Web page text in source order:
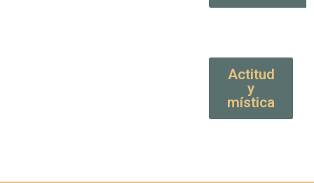
Actitud
y
mística